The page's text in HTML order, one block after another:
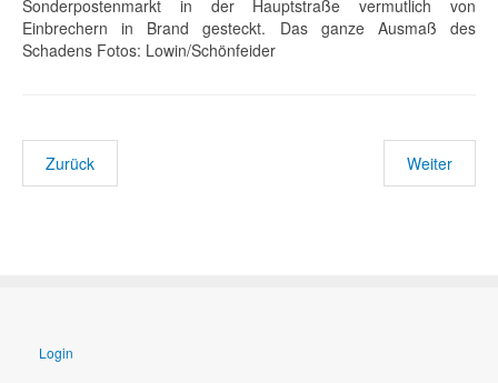
Sonderpostenmarkt in der Hauptstraße vermutlich von
Einbrechern in Brand gesteckt. Das ganze Ausmaß des
Schadens Fotos: Lowin/Schönfeider
Zurück Weiter
Login